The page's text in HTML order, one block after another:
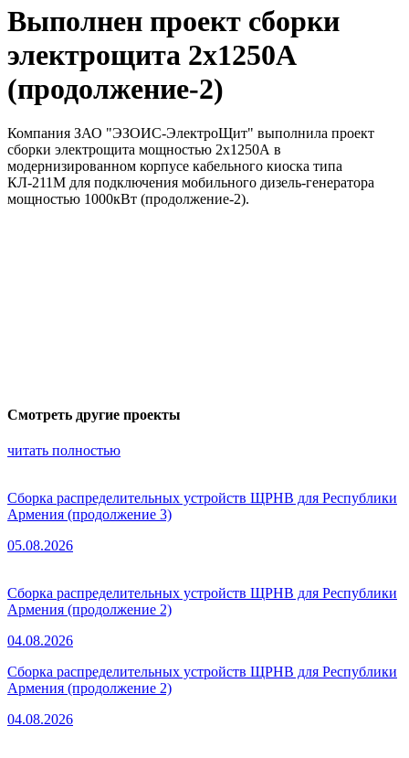
Выполнен проект сборки
электрощита 2х1250А
(продолжение-2)
Компания ЗАО "ЭЗОИС-ЭлектроЩит" выполнила проект
сборки электрощита мощностью 2х1250А в
модернизированном корпусе кабельного киоска типа
КЛ-211М для подключения мобильного дизель-генератора
мощностью 1000кВт (продолжение-2).
Смотреть другие проекты
читать полностью
Сборка распределительных устройств ЩРНВ для Республики
Армения (продолжение 3)
05.08.2026
Сборка распределительных устройств ЩРНВ для Республики
Армения (продолжение 2)
04.08.2026
Сборка распределительных устройств ЩРНВ для Республики
Армения (продолжение 2)
04.08.2026